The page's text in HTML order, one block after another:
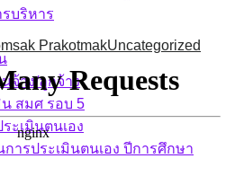
บริหาร
จ้าง/ลูกจ้าง
น สมศ รอบ 5
ะเมินตนเอง
การประเมินตนเอง ปีการศึกษา
PrakotmakUncategorized